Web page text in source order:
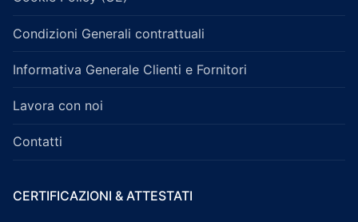
Condizioni Generali contrattuali
Informativa Generale Clienti e Fornitori
Lavora con noi
Contatti
CERTIFICAZIONI & ATTESTATI